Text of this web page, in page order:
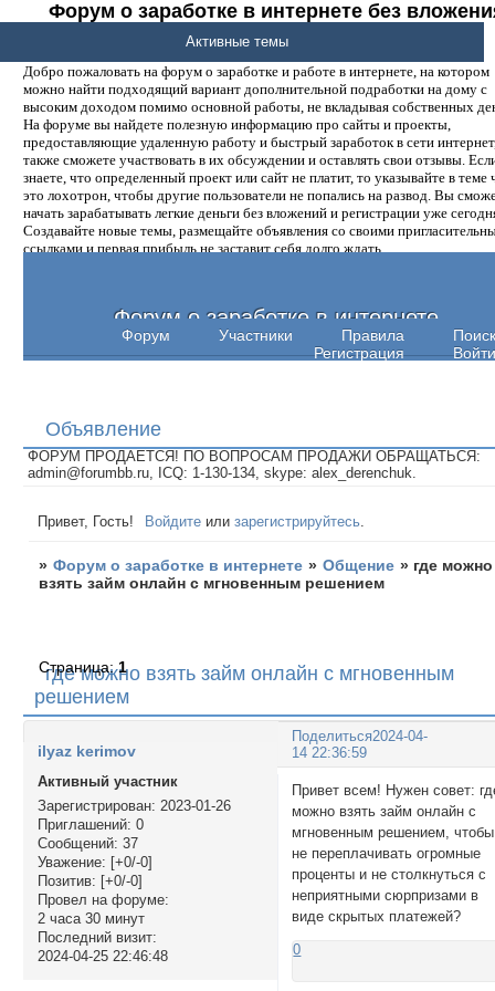
Форум о заработке в интернете без
денег.
Добро пожаловать на форум о заработке и работе в интернете, на котором
можно найти подходящий вариант дополнительной подработки на дому с
высоким доходом помимо основной работы, не вкладывая собственных
На форуме вы найдете полезную информацию про сайты и проекты,
предоставляющие удаленную работу и быстрый заработок в сети
также сможете участвовать в их обсуждении и оставлять свои отзывы.
знаете, что определенный проект или сайт не платит, то указывайте в теме
это лохотрон, чтобы другие пользователи не попались на развод. Вы
начать зарабатывать легкие деньги без вложений и регистрации уже
Создавайте новые темы, размещайте объявления со своими
ссылками и первая прибыль не заставит себя долго ждать.
Форум о заработке в интернете
Форум Участники Правила
Поиск
Регистрация
Войти
Активные темы
Объявление
ФОРУМ ПРОДАЕТСЯ! ПО ВОПРОСАМ ПРОДАЖИ ОБРАЩАТЬСЯ:
admin@forumbb.ru, ICQ: 1-130-134, skype: alex_derenchuk.
Привет, Гость! Войдите илизарегистрируйтесь
» Форум о заработке в интернете » Общение » где можно
взять займ онлайн с мгновенным решением
где можно взять займ онлайн с мгновенным
решением
Страница:1
Поделиться2024-04-
14 22:36:59
ilyaz kerimov
Активный участник
Зарегистрирован: 2023-01-26
Приглашений: 0
Сообщений: 37
Уважение: [+0/-0]
Позитив: [+0/-0]
Провел на форуме:
2 часа 30 минут
Последний визит:
2024-04-25 22:46:48
Привет всем! Нужен совет:
можно взять займ онлайн с
мгновенным решением, чтобы
не переплачивать огромные
проценты и не столкнуться с
неприятными сюрпризами в
виде скрытых платежей?
0